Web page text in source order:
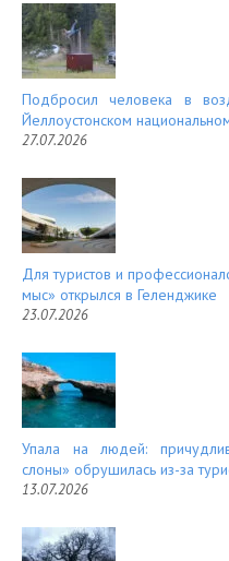
Подбросил человека в
Йеллоустонском
27.07.2026
Для туристов и
мыс» открылся в Геленджике
23.07.2026
Упала на людей:
слоны» обрушилась из-за
13.07.2026